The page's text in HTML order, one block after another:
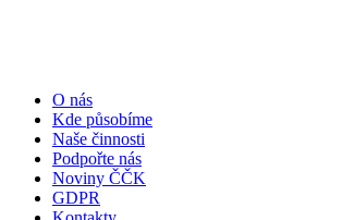
O nás
Kde působíme
Naše činnosti
Podpořte nás
Noviny ČČK
GDPR